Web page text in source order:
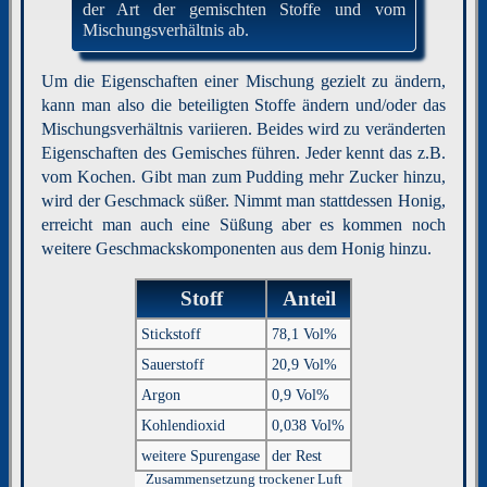
der Art der gemischten Stoffe und vom
Mischungsverhältnis ab.
Um die Eigenschaften einer Mischung gezielt zu ändern,
kann man also die beteiligten Stoffe ändern und/oder das
Mischungsverhältnis variieren. Beides wird zu veränderten
Eigenschaften des Gemisches führen. Jeder kennt das z.B.
vom Kochen. Gibt man zum Pudding mehr Zucker hinzu,
wird der Geschmack süßer. Nimmt man stattdessen Honig,
erreicht man auch eine Süßung aber es kommen noch
weitere Geschmackskomponenten aus dem Honig hinzu.
Zusammensetzung trockener Luft
Stoff Anteil
Stickstoff
78,1 Vol%
Sauerstoff
20,9 Vol%
Argon
0,9 Vol%
Kohlendioxid
0,038 Vol%
weitere Spurengase
der Rest